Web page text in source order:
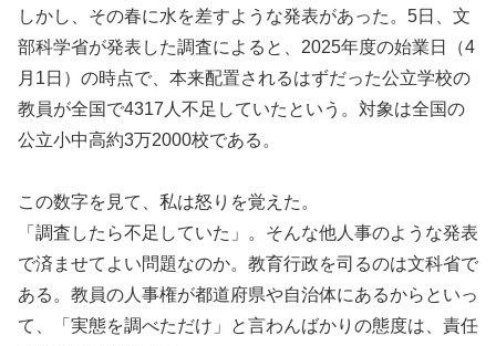
しかし、その春に水を差すような発表があった。5日、文
部科学省が発表した調査によると、2025年度の始業日（4
月1日）の時点で、本来配置されるはずだった公立学校の
教員が全国で4317人不足していたという。対象は全国の
公立小中高約3万2000校である。
この数字を見て、私は怒りを覚えた。
「調査したら不足していた」。そんな他人事のような発表
で済ませてよい問題なのか。教育行政を司るのは文科省で
ある。教員の人事権が都道府県や自治体にあるからといっ
て、「実態を調べただけ」と言わんばかりの態度は、責任